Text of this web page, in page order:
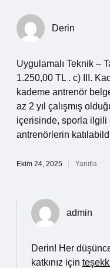
Derin
Uygulamalı Teknik –
1.250,00 TL . c) III.
kademe antrenör
az 2 yıl çalışmış
içerisinde, sporla ilgili
antrenörlerin
Ekim 24, 2025 Yanıtla
admin
Derin! Her
katkınız için